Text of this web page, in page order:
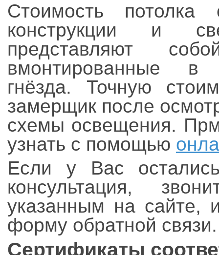
Стоимость потолка
конструкции и
представляют
вмонтированные в
гнёзда. Точную
замерщик после
схемы освещения.
узнать с помощью
Если у Вас
консультация,
указанным на сайте,
форму обратной связи.
Сертификаты